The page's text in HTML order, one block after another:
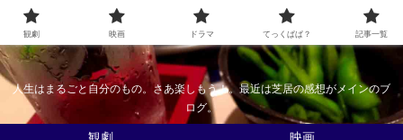
なんかくうかい
人生はまるごと自分のもの。さあ楽しもう！。最近は芝居の感想がメインのブ
ログ。
観劇 映画 ドラマ てっくぱぱ？ 記事一覧